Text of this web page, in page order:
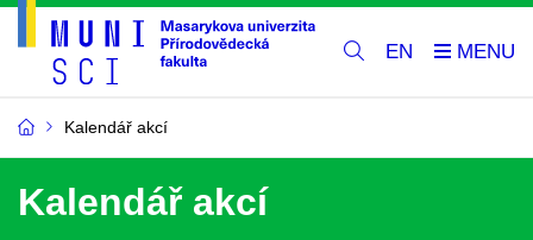
EN
Kalendář akcí
Kalendář akcí